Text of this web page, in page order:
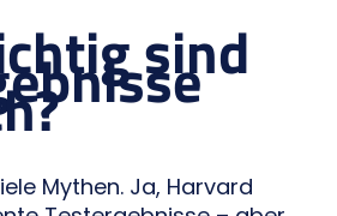
sind
Mythen. Ja, Harvard